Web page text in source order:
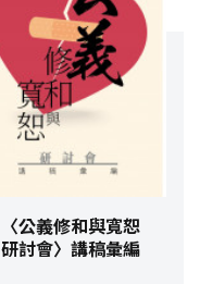
〈公義修和與寬恕
研討會〉講稿彙編